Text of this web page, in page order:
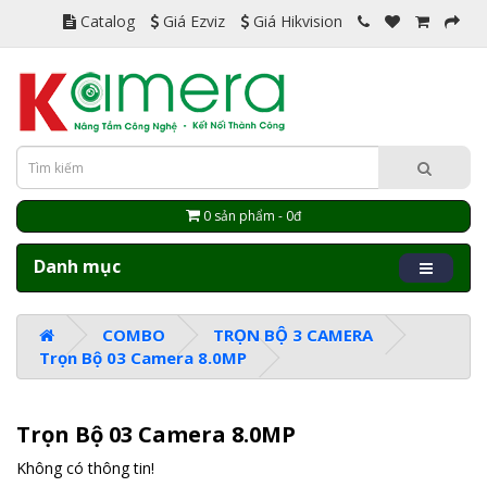
Catalog Giá Ezviz Giá Hikvision
0 sản phẩm - 0đ
Danh mục
COMBO
TRỌN BỘ 3 CAMERA
Trọn Bộ 03 Camera 8.0MP
Trọn Bộ 03 Camera 8.0MP
Không có thông tin!